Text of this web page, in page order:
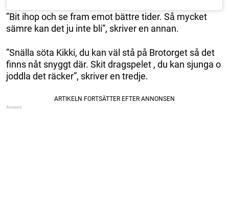
”Bit ihop och se fram emot bättre tider. Så mycket
sämre kan det ju inte bli”, skriver en annan.
”Snälla söta Kikki, du kan väl stå på Brotorget så det
finns nåt snyggt där. Skit dragspelet , du kan sjunga o
joddla det räcker”, skriver en tredje.